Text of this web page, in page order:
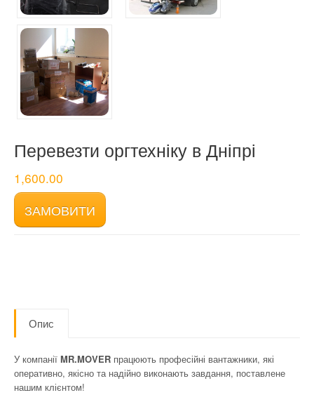
Перевезти оргтехніку в Дніпрі
1,600.00
ЗАМОВИТИ
Опис
У компанії MR.MOVER працюють професійні вантажники, які
оперативно, якісно та надійно виконають завдання, поставлене
нашим клієнтом!